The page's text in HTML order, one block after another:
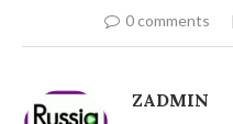
0 comments
ZADMIN